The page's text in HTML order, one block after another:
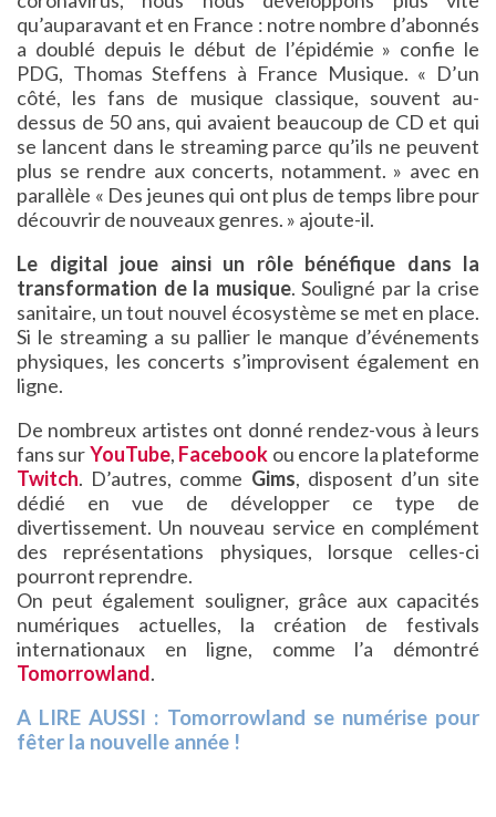
qu’auparavant et en France : notre nombre d’abonnés
a doublé depuis le début de l’épidémie » confie le
PDG, Thomas Steffens à France Musique. « D’un
côté, les fans de musique classique, souvent au-
dessus de 50 ans, qui avaient beaucoup de CD et qui
se lancent dans le streaming parce qu’ils ne peuvent
plus se rendre aux concerts, notamment. » avec en
parallèle « Des jeunes qui ont plus de temps libre pour
découvrir de nouveaux genres. » ajoute-il.
Le digital joue ainsi un rôle bénéfique dans la
transformation de la musique. Souligné par la crise
sanitaire, un tout nouvel écosystème se met en place.
Si le streaming a su pallier le manque d’événements
physiques, les concerts s’improvisent également en
ligne.
De nombreux artistes ont donné rendez-vous à leurs
fans surYouTube, Facebook ou encore la plateforme
Twitch. D’autres, comme Gims, disposent d’un site
dédié en vue de développer ce type de
divertissement. Un nouveau service en complément
des représentations physiques, lorsque celles-ci
pourront reprendre.
On peut également souligner, grâce aux capacités
numériques actuelles, la création de festivals
internationaux en ligne, comme l’a démontré
Tomorrowland.
A LIRE AUSSI : Tomorrowland se numérise pour
fêter la nouvelle année !